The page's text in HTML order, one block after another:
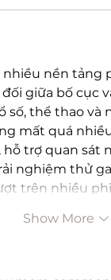
nhiều nền
giữa bố cục
số, thể thao và
mất quá
trợ quan sát
nghiệm thử
trên nhiều
Show More